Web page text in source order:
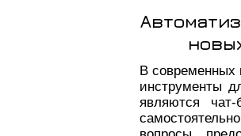
В современных
инструменты
являются